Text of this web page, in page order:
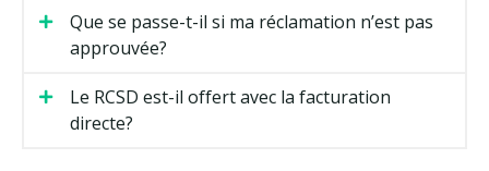
Que se passe-t-il si ma réclamation n’est pas
approuvée?
Le RCSD est-il offert avec la facturation
directe?